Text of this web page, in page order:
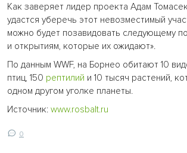
Как заверяет лидер проекта Адам
удастся уберечь этот невозместимый
можно будет позавидовать следующему
и открытиям, которые их ожидают».
По данным WWF, на Борнео обитают 10
птиц, 150 рептилий и 10 тысяч растений,
одном другом уголке планеты.
Источник: www.rosbalt.ru
0